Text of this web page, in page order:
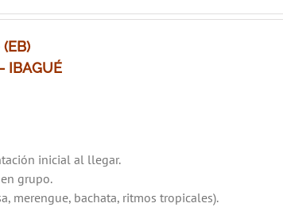
IBAGUÉ
inicial al llegar.
grupo.
merengue, bachata, ritmos tropicales).